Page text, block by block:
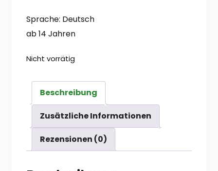
Sprache: Deutsch
ab 14 Jahren
Nicht vorrätig
Beschreibung
Zusätzliche Informationen
Rezensionen (0)